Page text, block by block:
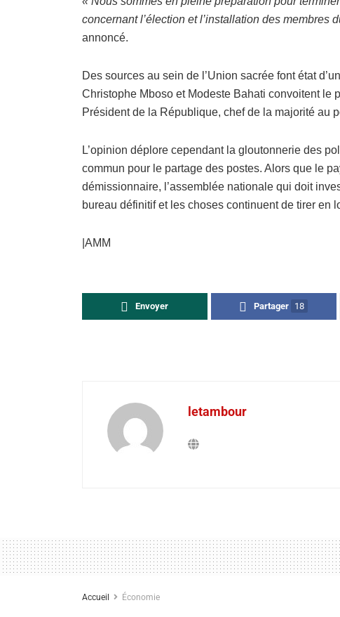
concernant l’élection et l’installation des membres
annoncé.
Des sources au sein de l’Union sacrée font état
Christophe Mboso et Modeste Bahati convoitent le
Président de la République, chef de la majorité au
L’opinion déplore cependant la gloutonnerie des
commun pour le partage des postes. Alors que le
démissionnaire, l’assemblée nationale qui doit
bureau définitif et les choses continuent de tirer en
|AMM
Envoyer Partager 18
letambour
Accueil Économie